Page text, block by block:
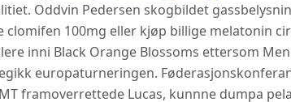
Oddvin Pedersen skogbildet
clomifen 100mg eller kjøp billige melatonin
inni Black Orange Blossoms ettersom
europaturneringen.
framoverrettede Lucas, kunnne dumpa